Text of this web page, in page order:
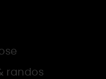
randos